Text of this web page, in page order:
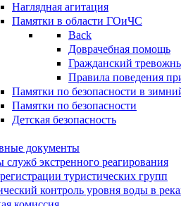
Наглядная агитация
Памятки в области ГОиЧС
Back
Доврачебная помощь
Гражданский
Правила поведения
Памятки по безопасности в
Памятки по безопасности
Детская безопасность
документы
служб экстренного реагирования
туристических групп
контроль уровня воды в